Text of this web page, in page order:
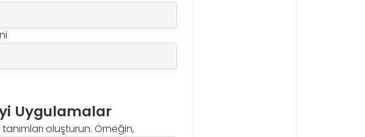
Uygulamalar
oluşturun. Örneğin,